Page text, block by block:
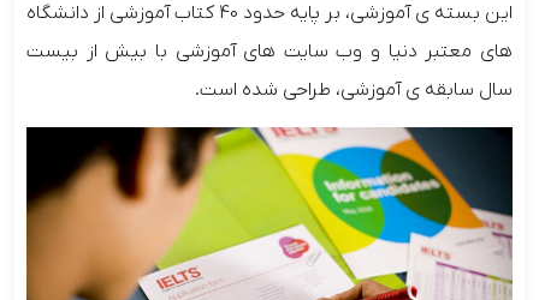
این بسته ی آموزشی، بر پایه حدود 40 کتاب آموزشی از دانشگاه
های معتبر دنیا و وب سایت های آموزشی با بیش از بیست
سال سابقه ی آموزشی، طراحی شده است.